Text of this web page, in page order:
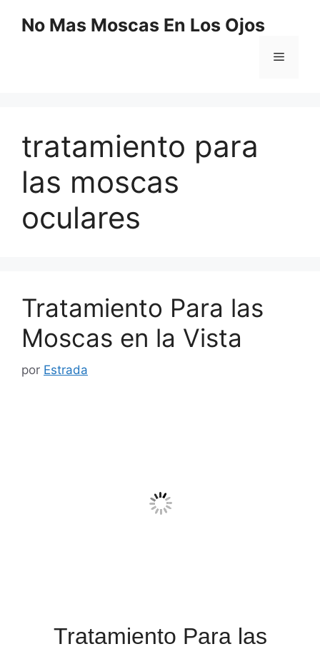
No Mas Moscas En Los Ojos
Menú
tratamiento para
las moscas
oculares
Tratamiento Para las
Moscas en la Vista
por Estrada
Tratamiento Para las